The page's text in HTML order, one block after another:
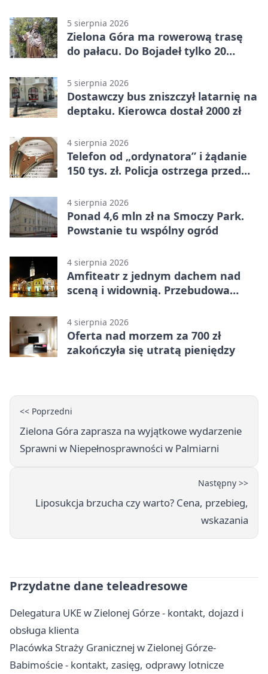
5 sierpnia 2026
Zielona Góra ma rowerową trasę
do pałacu. Do Bojadeł tylko 20
5 sierpnia 2026
Dostawczy bus zniszczył latarnię na
deptaku. Kierowca dostał 2000 zł
4 sierpnia 2026
Telefon od „ordynatora” i żądanie
150 tys. zł. Policja ostrzega przed
4 sierpnia 2026
Ponad 4,6 mln zł na Smoczy Park.
Powstanie tu wspólny ogród
4 sierpnia 2026
Amfiteatr z jednym dachem nad
sceną i widownią. Przebudowa
4 sierpnia 2026
Oferta nad morzem za 700 zł
zakończyła się utratą pieniędzy
<< Poprzedni
Zielona Góra zaprasza na wyjątkowe wydarzenie
Sprawni w Niepełnosprawności w Palmiarni
Następny >>
Liposukcja brzucha czy warto? Cena, przebieg,
wskazania
Przydatne dane teleadresowe
Delegatura UKE w Zielonej Górze - kontakt, dojazd i
obsługa klienta
Placówka Straży Granicznej w Zielonej Górze-
Babimoście - kontakt, zasięg, odprawy lotnicze